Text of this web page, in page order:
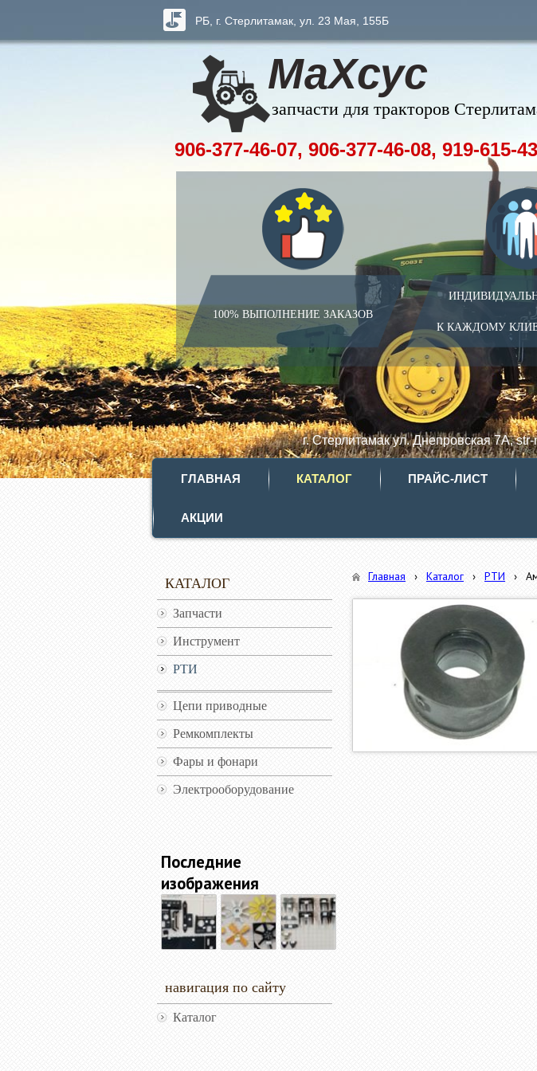
МаХсус
запчасти для тракторов
100% ВЫПОЛНЕНИЕ ЗАКАЗОВ
К КАЖДОМУ
РБ, г. Стерлитамак, ул. 23 Мая, 155Б
г. Стерлитамак ул. Днепровская 7А,
906-377-46-07, 906-377-46-08, 919-615-
ГЛАВНАЯ КАТАЛОГ ПРАЙС-ЛИСТ
АКЦИИ
КАТАЛОГ
Запчасти
Инструмент
РТИ
Цепи приводные
Ремкомплекты
Фары и фонари
Электрооборудование
Последние
изображения
навигация по сайту
Каталог
Главная › Каталог › РТИ ›